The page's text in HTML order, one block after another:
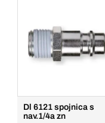
Dl 6121 spojnica s
nav.1/4a zn